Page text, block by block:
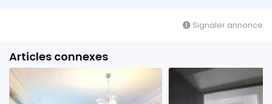
Signaler annonce
Articles connexes